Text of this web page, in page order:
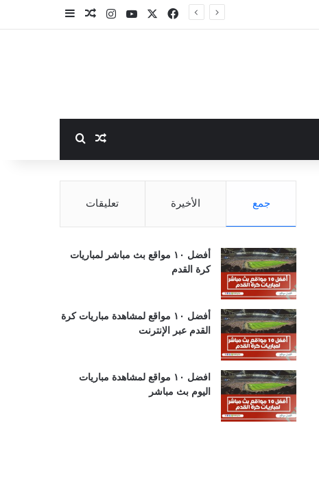
فيسبوك ‫YouTubeانستقراممقال عشوائي
مقال عشوائي
جمع الأخيرة تعليقات
أفضل ١٠ مواقع بث مباشر لمباريات
كرة القدم
أفضل ١٠ مواقع لمشاهدة مباريات كرة
القدم عبر الإنترنت
افضل ١٠ مواقع لمشاهدة مباريات
اليوم بث مباشر